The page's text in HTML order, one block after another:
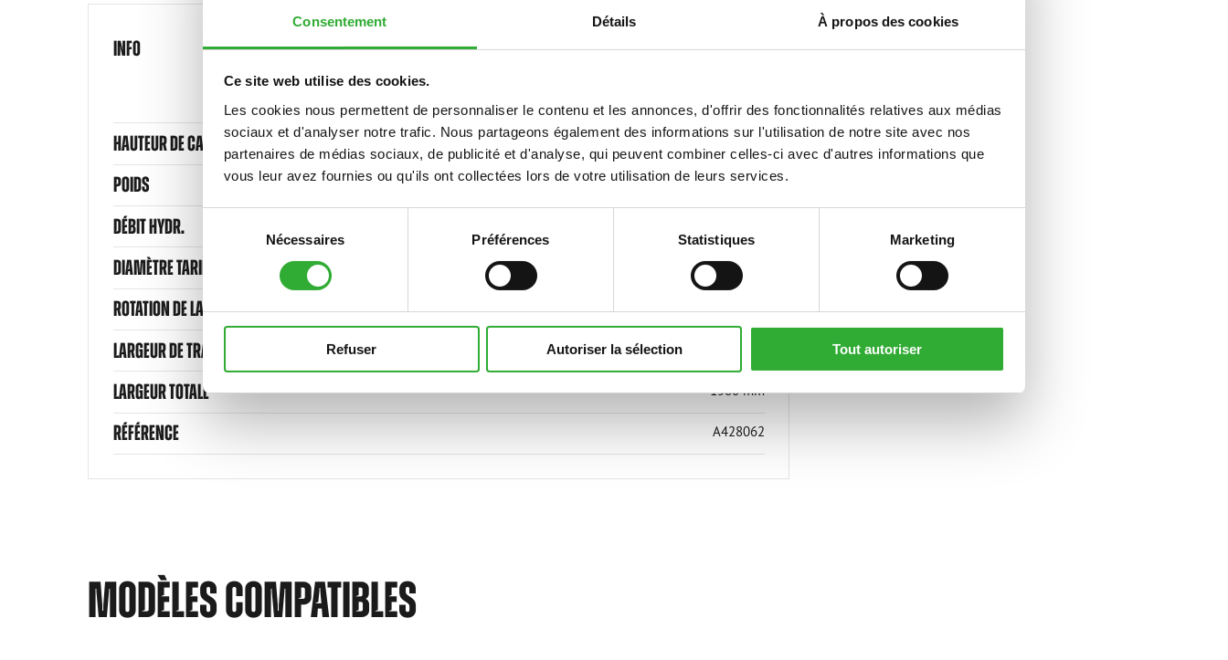
Consentement Détails À propos des cookies
Ce site web utilise des cookies.
Les cookies nous permettent de personnaliser le contenu et les annonces, d'offrir des fonctionnalités relatives aux médias
sociaux et d'analyser notre trafic. Nous partageons également des informations sur l'utilisation de notre site avec nos
partenaires de médias sociaux, de publicité et d'analyse, qui peuvent combiner celles-ci avec d'autres informations que
vous leur avez fournies ou qu'ils ont collectées lors de votre utilisation de leurs services.
consentement
Nécessaires Préférences Statistiques Marketing
Refuser Autoriser la sélection Tout autoriser
INFO
Le système Opticontrol® (en option) est
décharge, l’Opticontrol® doit être monté.
HAUTEUR DE CADRE MIN. 680 mm
POIDS 296 kg
DÉBIT HYDR.
DIAMÈTRE TARIÈRE 460 mm
ROTATION DE LA GOULOTTE 260 °
LARGEUR DE TRAVAIL
LARGEUR TOTALE 1580 mm
RÉFÉRENCE A428062
MODÈLES COMPATIBLES